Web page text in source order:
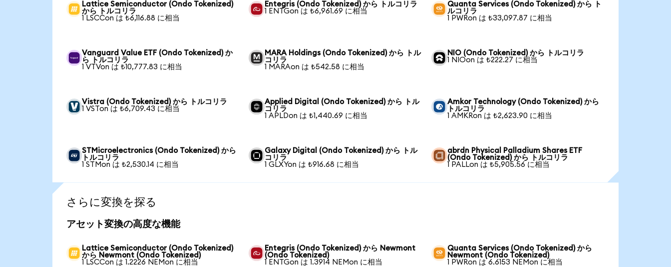
Lattice Semiconductor (Ondo Tokenized)
から トルコリラ
1 LSCCon は ₺6,116.88 に相当
Entegris (Ondo Tokenized) から トルコリラ
1 ENTGon は ₺6,961.69 に相当
Quanta Services (Ondo Tokenized) から ト
ルコリラ
1 PWRon は ₺33,097.87 に相当
Vanguard Value ETF (Ondo Tokenized) か
ら トルコリラ
1 VTVon は ₺10,777.83 に相当
MARA Holdings (Ondo Tokenized) から トル
コリラ
1 MARAon は ₺542.58 に相当
NIO (Ondo Tokenized) から トルコリラ
1 NIOon は ₺222.27 に相当
Vistra (Ondo Tokenized) から トルコリラ
1 VSTon は ₺6,709.43 に相当
Applied Digital (Ondo Tokenized) から トル
コリラ
1 APLDon は ₺1,440.69 に相当
Amkor Technology (Ondo Tokenized) から
トルコリラ
1 AMKRon は ₺2,623.90 に相当
STMicroelectronics (Ondo Tokenized) から
トルコリラ
1 STMon は ₺2,530.14 に相当
Galaxy Digital (Ondo Tokenized) から トル
コリラ
1 GLXYon は ₺916.68 に相当
abrdn Physical Palladium Shares ETF
(Ondo Tokenized) から トルコリラ
1 PALLon は ₺5,905.56 に相当
さらに変換を探る
アセット変換の高度な機能
Lattice Semiconductor (Ondo Tokenized)
から Newmont (Ondo Tokenized)
1 LSCCon は 1.2226 NEMon に相当
Entegris (Ondo Tokenized) から Newmont
(Ondo Tokenized)
1 ENTGon は 1.3914 NEMon に相当
Quanta Services (Ondo Tokenized) から
Newmont (Ondo Tokenized)
1 PWRon は 6.6153 NEMon に相当